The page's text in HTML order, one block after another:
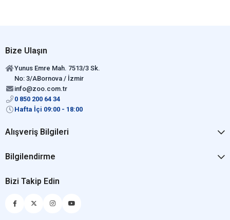
Bize Ulaşın
Yunus Emre Mah. 7513/3 Sk.
No: 3/ABornova / İzmir
info@zoo.com.tr
0 850 200 64 34
Hafta İçi 09:00 - 18:00
Alışveriş Bilgileri
Bilgilendirme
Bizi Takip Edin